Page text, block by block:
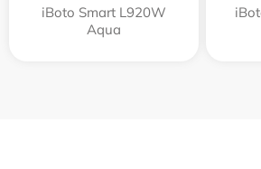
iBoto Smart L920W
Aqua